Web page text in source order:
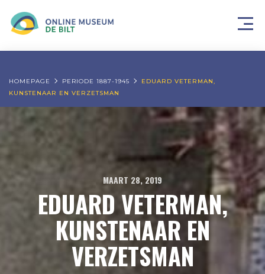
HOMEPAGE PERIODE 1887-1945
EDUARD VETERMAN,
KUNSTENAAR EN VERZETSMAN
MAART 28, 2019
EDUARD VETERMAN,
KUNSTENAAR EN
VERZETSMAN